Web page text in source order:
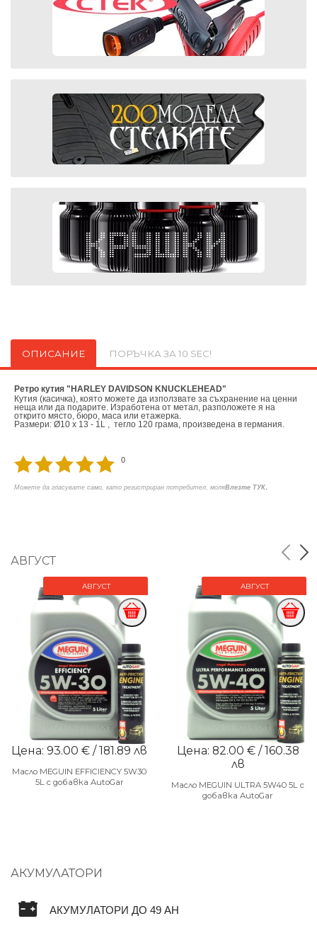
ОПИСАНИЕ ПОРЪЧКА ЗА 10 SEC!
Ретро кутия "HARLEY DAVIDSON KNUCKLEHEAD"
Кутия (касичка), която можете да използвате за съхранение на ценни
неща или да подарите. Изработена от метал, разположете я на
открито място, бюро, маса или етажерка.
Размери: Ø10 х 13 - 1L , тегло 120 грама, произведена в германия.
0
Можете да гласувате само, като регистриран потребител, моляВлезте ТУК
АВГУСТ
АВГУСТ
Цена: 93.00 € / 181.89 лв
Масло MEGUIN EFFICIENCY 5W30
5L с добавка AutoGar
АВГУСТ
Цена: 82.00 € / 160.38
лв
Масло MEGUIN ULTRA 5W40 5L с
добавка AutoGar
АКУМУЛАТОРИ
АКУМУЛАТОРИ ДО 49 AH